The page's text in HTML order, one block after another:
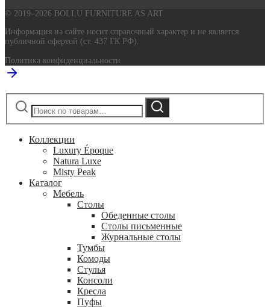
© 2019–2026 BOLLU FURNITURE AS ART
Информация на сайте носит справочный характер и не является
публичной офертой (ст. 437 ГК РФ).
Политика конфиденциальности
Искать:
Поиск
Коллекции
Luxury Époque
Natura Luxe
Misty Peak
Каталог
Мебель
Столы
Обеденные столы
Столы письменные
Журнальные столы
Тумбы
Комоды
Стулья
Консоли
Кресла
Пуфы